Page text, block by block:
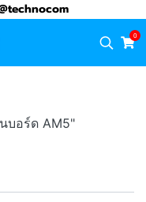
0
บอร์ด AM5"